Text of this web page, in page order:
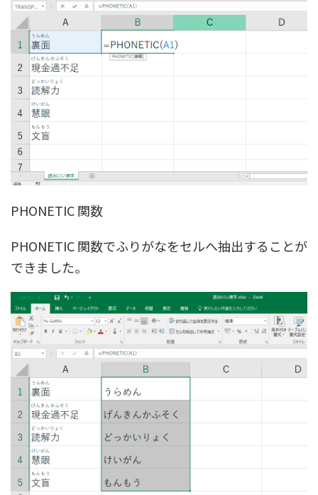
PHONETIC 関数
PHONETIC 関数でふりがなをセルへ抽出することが
できました。